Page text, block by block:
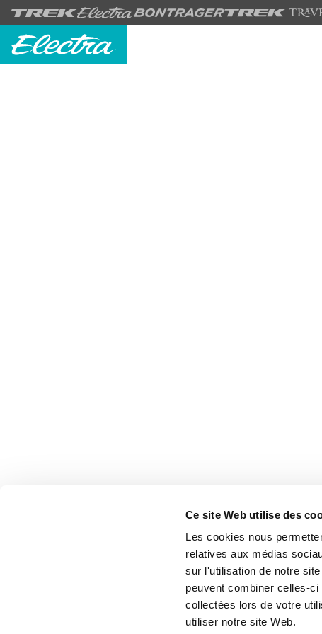
Ce site Web utilise des
Les cookies nous
relatives aux médias
sur l'utilisation de notre
peuvent combiner celles-
collectées lors de votre
utiliser notre site Web.